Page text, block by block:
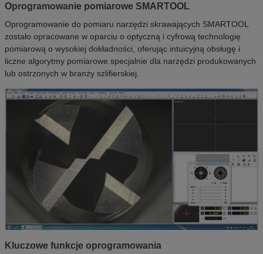
Oprogramowanie pomiarowe SMARTOOL
Oprogramowanie do pomiaru narzędzi skrawających SMARTOOL
zostało opracowane w oparciu o optyczną i cyfrową technologię
pomiarową o wysokiej dokładności, oferując intuicyjną obsługę i
liczne algorytmy pomiarowe specjalnie dla narzędzi produkowanych
lub ostrzonych w branży szlifierskiej.
Kluczowe funkcje oprogramowania